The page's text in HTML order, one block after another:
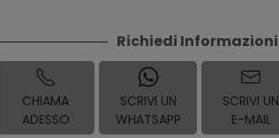
Richiedi Informazioni
CHIAMA
ADESSO
SCRIVI UN
WHATSAPP
SCRIVI UN
E-MAIL